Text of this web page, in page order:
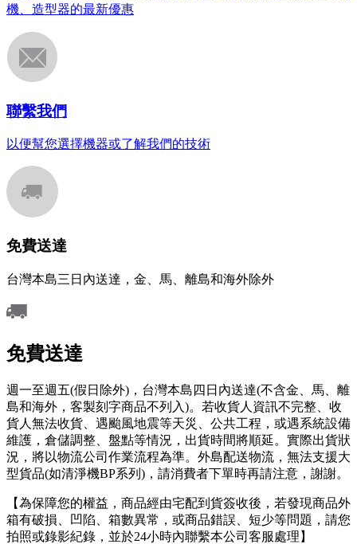
機、造型器的最新優惠
聯繫我們
以便幫您選擇機器或了解我們的技術
免費送達
台灣本島三日內送達，金、馬、離島和海外除外
免費送達
週一至週五(假日除外)，台灣本島四日內送達(不含金、馬、離
島和海外，客製刻字商品不列入)。若收貨人資訊不完整、收
貨人無法收貨、遇颱風地震等天災、公共工程，或遇系統設備
維護，倉儲調整、盤點等情況，出貨時間將順延。實際出貨狀
況，將以物流公司作業流程為準。外島配送物流，無法支援大
型貨品(如清淨機BP系列)，請消費者下單時再請注意，謝謝。
【為保障您的權益，商品經由宅配到貨簽收後，若發現商品外
箱有破損、凹陷、箱數異常，或商品錯誤、短少等問題，請您
拍照或錄影紀錄，並於24小時內聯繫本公司客服處理】